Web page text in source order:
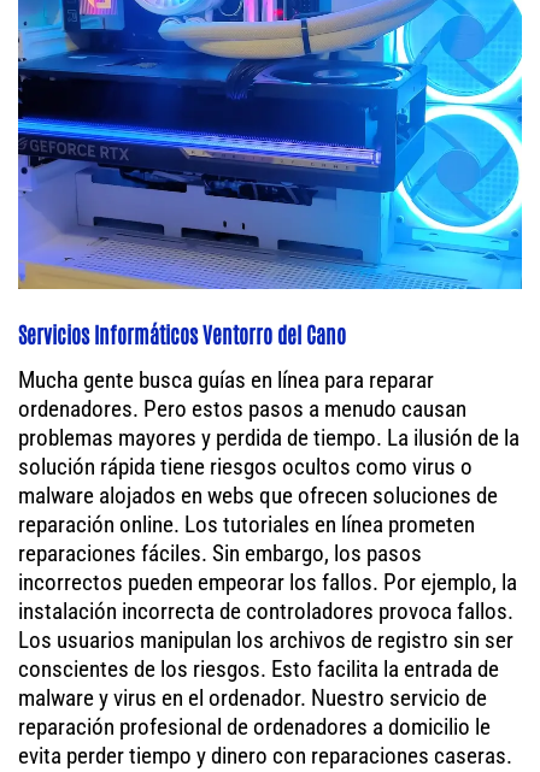
Servicios Informáticos Ventorro del Cano
Mucha gente busca guías en línea para reparar
ordenadores. Pero estos pasos a menudo causan
problemas mayores y perdida de tiempo. La ilusión de la
solución rápida tiene riesgos ocultos como virus o
malware alojados en webs que ofrecen soluciones de
reparación online. Los tutoriales en línea prometen
reparaciones fáciles. Sin embargo, los pasos
incorrectos pueden empeorar los fallos. Por ejemplo, la
instalación incorrecta de controladores provoca fallos.
Los usuarios manipulan los archivos de registro sin ser
conscientes de los riesgos. Esto facilita la entrada de
malware y virus en el ordenador. Nuestro servicio de
reparación profesional de ordenadores a domicilio le
evita perder tiempo y dinero con reparaciones caseras.